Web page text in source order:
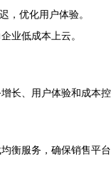
，优化用户体验。
业低成本上云。
长、用户体验和成本控
衡服务，确保销售平台